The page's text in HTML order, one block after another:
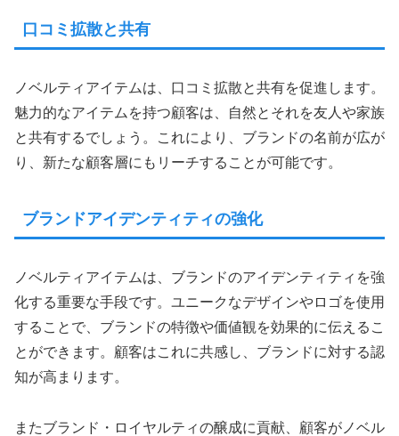
口コミ拡散と共有
ノベルティアイテムは、口コミ拡散と共有を促進します。
魅力的なアイテムを持つ顧客は、自然とそれを友人や家族
と共有するでしょう。これにより、ブランドの名前が広が
り、新たな顧客層にもリーチすることが可能です。
ブランドアイデンティティの強化
ノベルティアイテムは、ブランドのアイデンティティを強
化する重要な手段です。ユニークなデザインやロゴを使用
することで、ブランドの特徴や価値観を効果的に伝えるこ
とができます。顧客はこれに共感し、ブランドに対する認
知が高まります。
またブランド・ロイヤルティの醸成に貢献、顧客がノベル